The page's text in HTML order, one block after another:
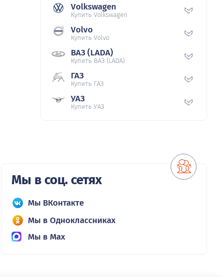
Volkswagen
Купить Volkswagen
Volvo
Купить Volvo
ВАЗ (LADA)
Купить ВАЗ (LADA)
ГАЗ
Купить ГАЗ
УАЗ
Купить УАЗ
Мы в соц. сетях
Мы ВКонтакте
Мы в Одноклассниках
Мы в Max